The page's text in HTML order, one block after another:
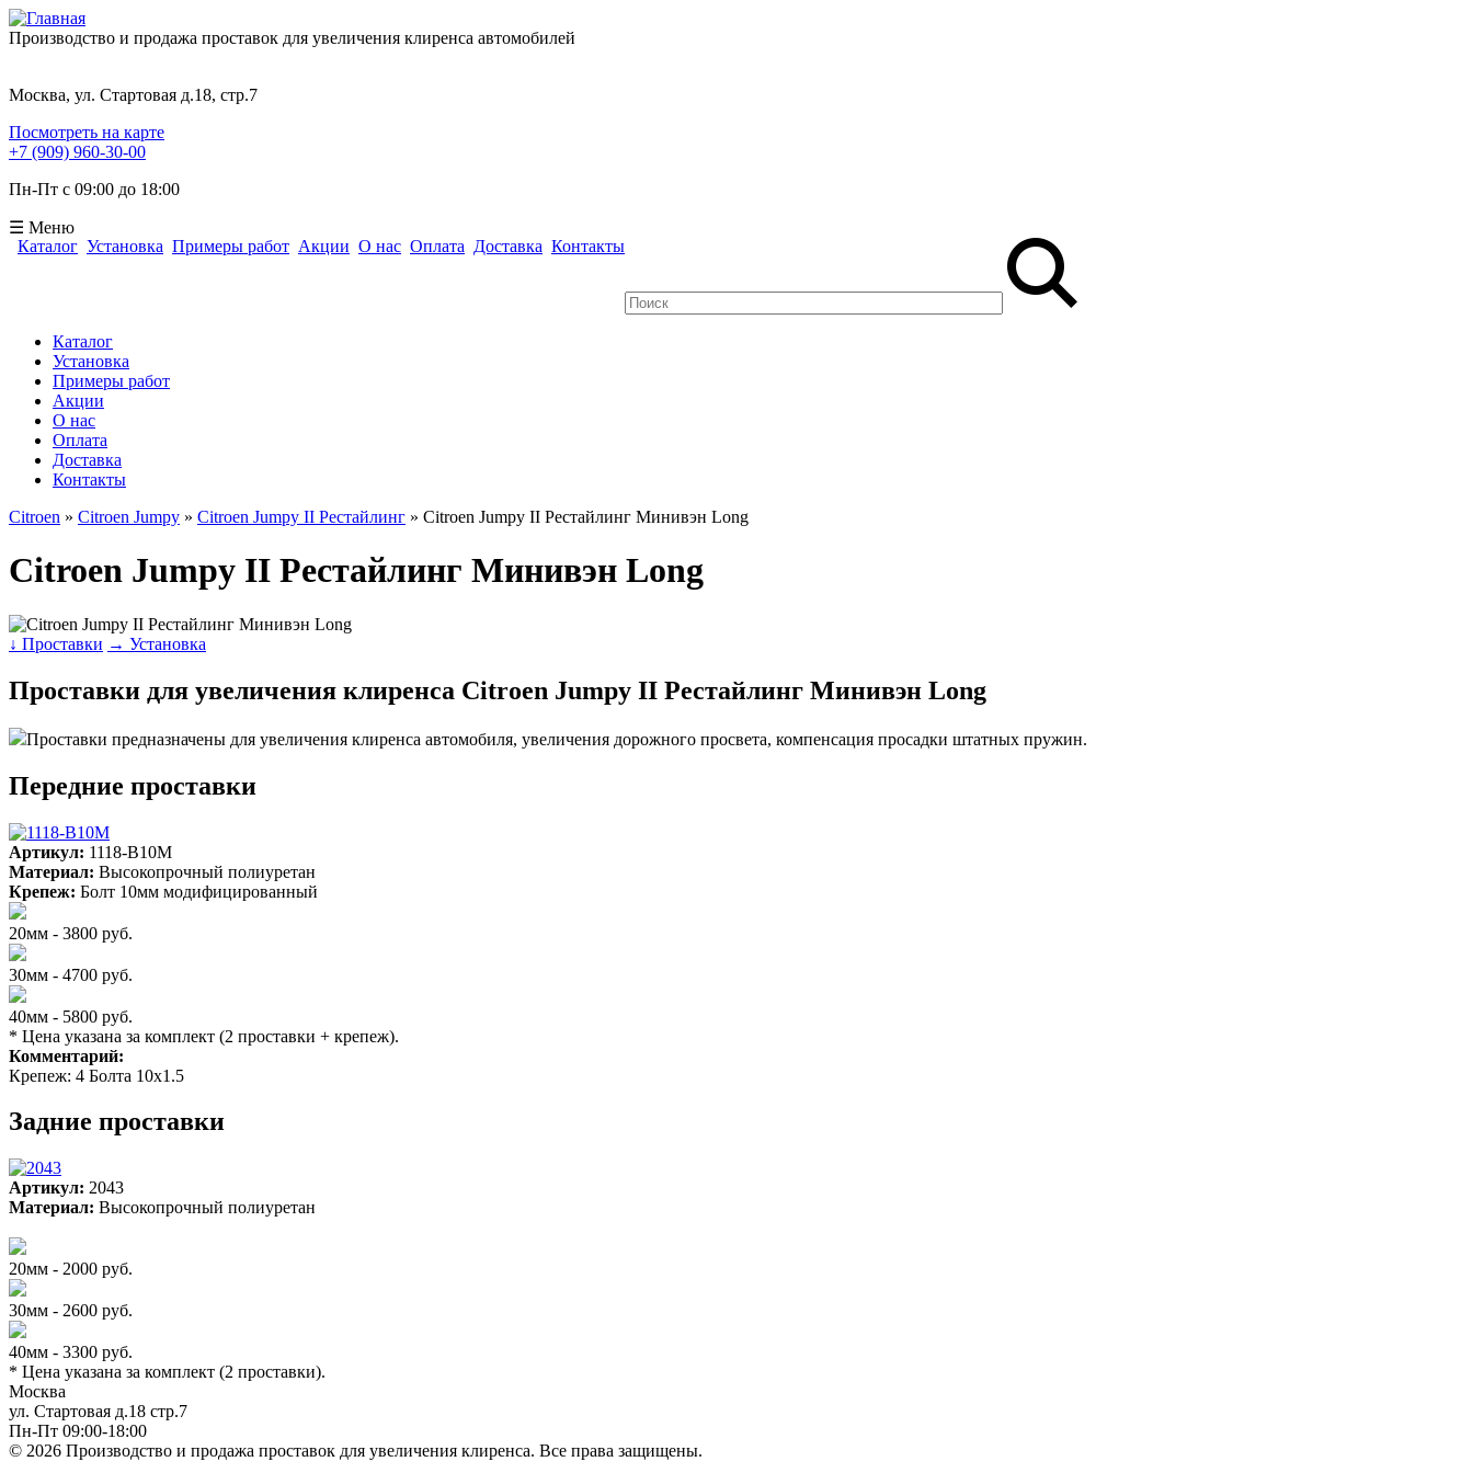
Производство и продажа проставок для увеличения клиренса автомобилей
Москва, ул. Стартовая д.18, стр.7
Посмотреть на карте
+7 (909) 960-30-00
Пн-Пт с 09:00 до 18:00
☰ Меню
Каталог Установка Примеры работ Акции О нас Оплата Доставка Контакты
Каталог
Установка
Примеры работ
Акции
О нас
Оплата
Доставка
Контакты
Citroen » Citroen Jumpy » Citroen Jumpy II Рестайлинг » Citroen Jumpy II Рестайлинг Минивэн Long
Citroen Jumpy II Рестайлинг Минивэн Long
↓ Проставки → Установка
Проставки для увеличения клиренса Citroen Jumpy II Рестайлинг Минивэн Long
Проставки предназначены для увеличения клиренса автомобиля, увеличения дорожного просвета, компенсация просадки штатных пружин.
Передние проставки
Артикул: 1118-B10M
Материал: Высокопрочный полиуретан
Крепеж: Болт 10мм модифицированный
20мм - 3800 руб.
30мм - 4700 руб.
40мм - 5800 руб.
* Цена указана за комплект (2 проставки + крепеж).
Комментарий:
Крепеж: 4 Болта 10х1.5
Задние проставки
Артикул: 2043
Материал: Высокопрочный полиуретан
20мм - 2000 руб.
30мм - 2600 руб.
40мм - 3300 руб.
* Цена указана за комплект (2 проставки).
Москва
ул. Стартовая д.18 стр.7
Пн-Пт 09:00-18:00
© 2026 Производство и продажа проставок для увеличения клиренса. Все права защищены.